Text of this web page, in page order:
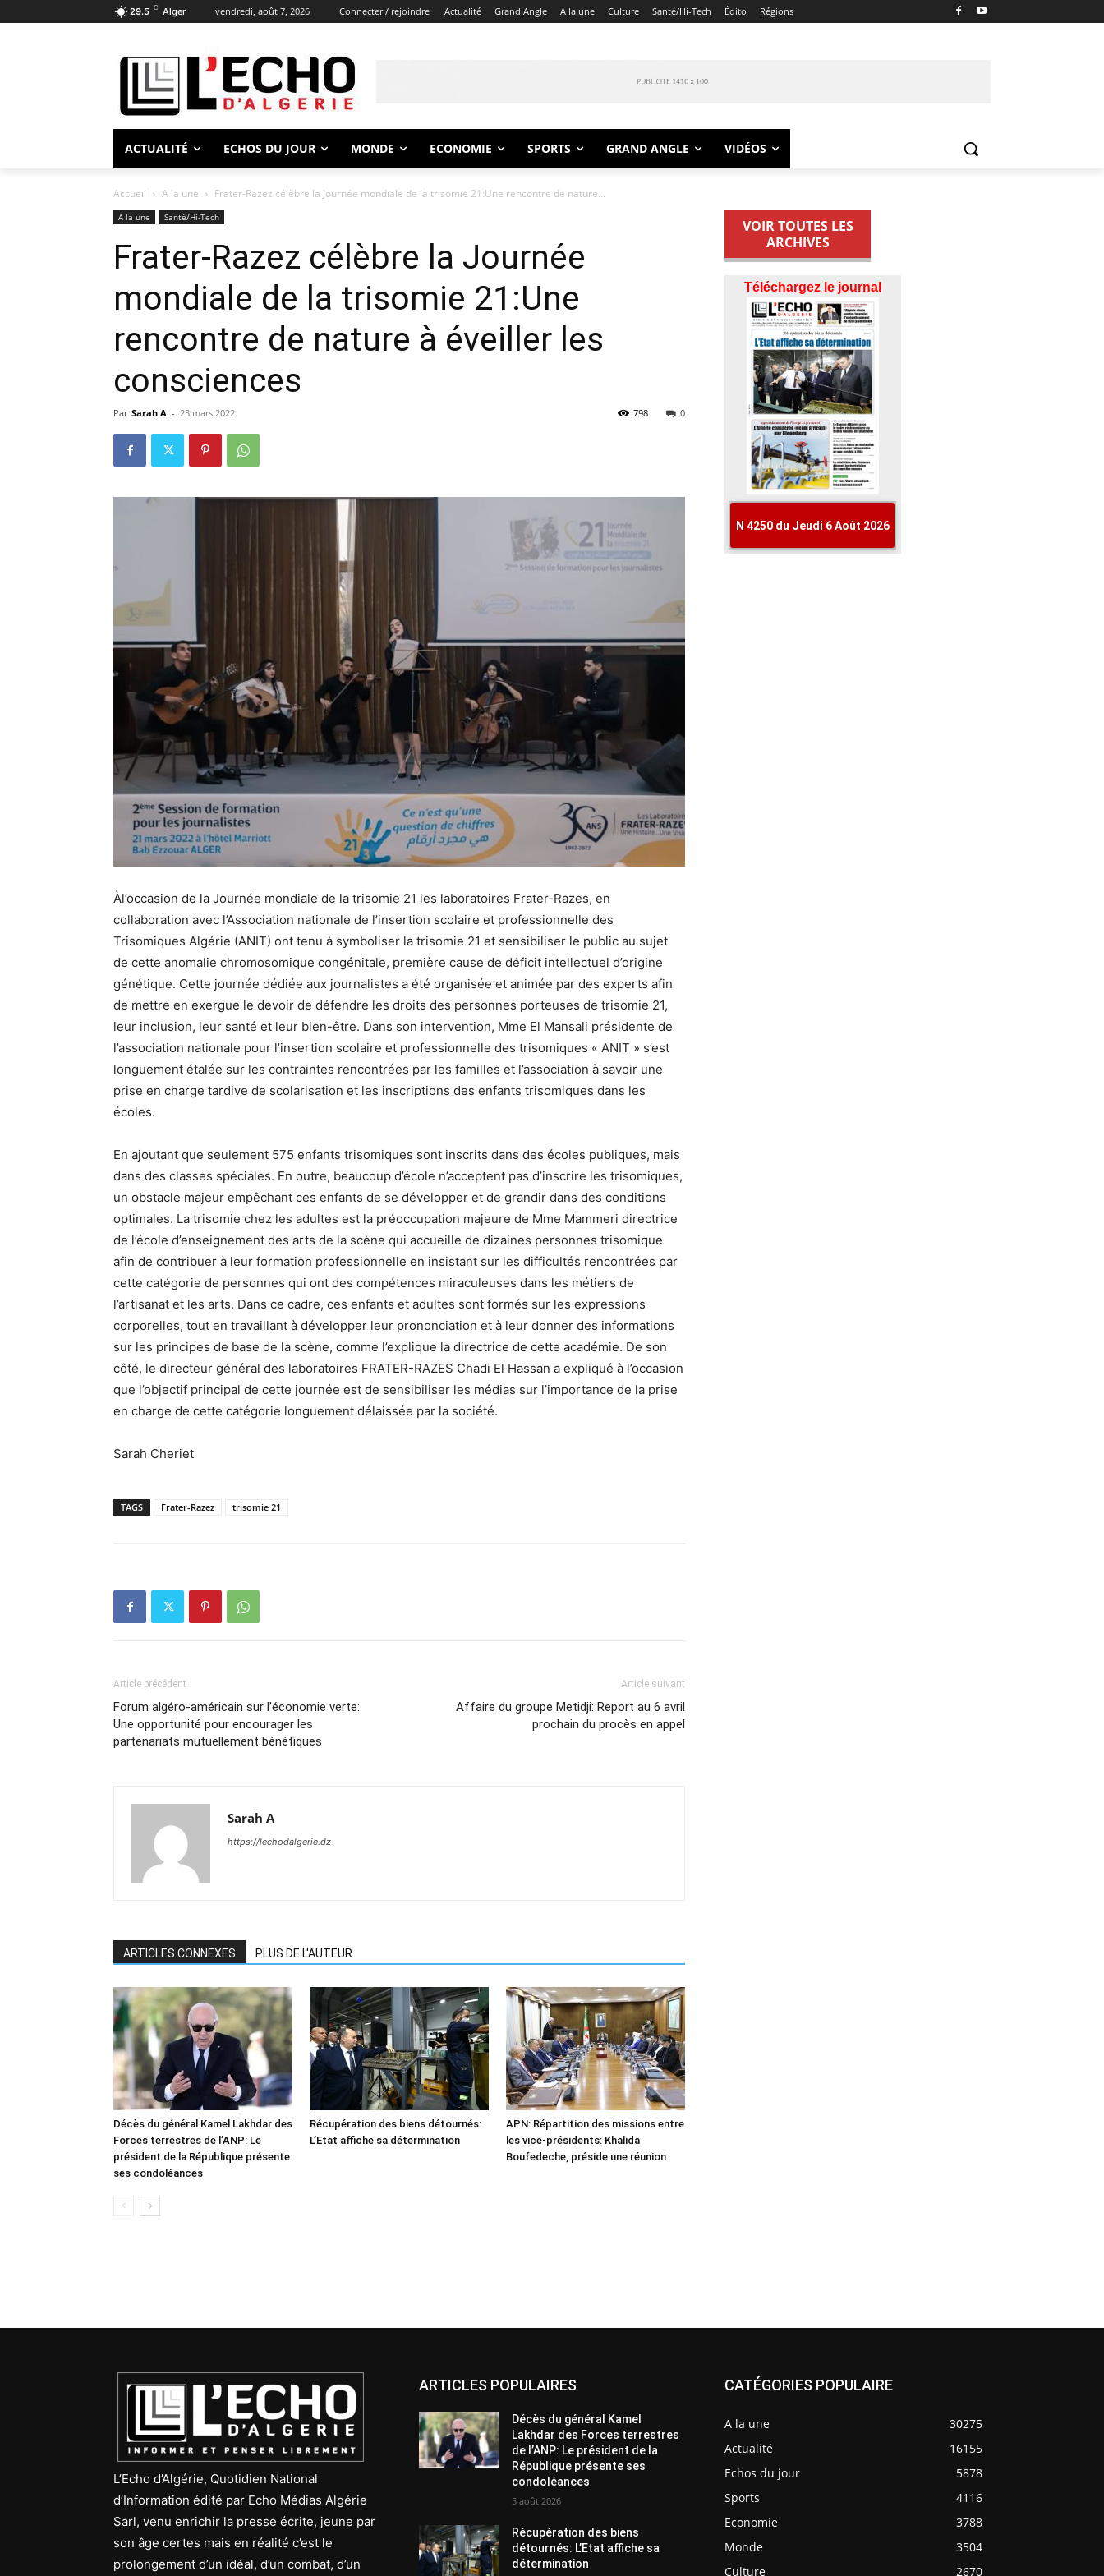
29.5 C Alger vendredi, août 7, 2026 Connecter / rejoindre Actualité Grand Angle A la une Culture Santé/Hi-Tech Édito Régions
ACTUALITÉ ECHOS DU JOUR MONDE ECONOMIE SPORTS GRAND ANGLE VIDÉOS
Accueil A la une Frater-Razez célèbre la Journée mondiale de la trisomie 21:Une rencontre de nature...
A la une Santé/Hi-Tech
Frater-Razez célèbre la Journée
mondiale de la trisomie 21:Une
rencontre de nature à éveiller les
consciences
Par Sarah A - 23 mars 2022 0
798
Àl’occasion de la Journée mondiale de la trisomie 21 les laboratoires Frater-Razes, en
collaboration avec l’Association nationale de l’insertion scolaire et professionnelle des
Trisomiques Algérie (ANIT) ont tenu à symboliser la trisomie 21 et sensibiliser le public au sujet
de cette anomalie chromosomique congénitale, première cause de déficit intellectuel d’origine
génétique. Cette journée dédiée aux journalistes a été organisée et animée par des experts afin
de mettre en exergue le devoir de défendre les droits des personnes porteuses de trisomie 21,
leur inclusion, leur santé et leur bien-être. Dans son intervention, Mme El Mansali présidente de
l’association nationale pour l’insertion scolaire et professionnelle des trisomiques « ANIT » s’est
longuement étalée sur les contraintes rencontrées par les familles et l’association à savoir une
prise en charge tardive de scolarisation et les inscriptions des enfants trisomiques dans les
écoles.
En ajoutant que seulement 575 enfants trisomiques sont inscrits dans des écoles publiques, mais
dans des classes spéciales. En outre, beaucoup d’école n’acceptent pas d’inscrire les trisomiques,
un obstacle majeur empêchant ces enfants de se développer et de grandir dans des conditions
optimales. La trisomie chez les adultes est la préoccupation majeure de Mme Mammeri directrice
de l’école d’enseignement des arts de la scène qui accueille de dizaines personnes trisomique
afin de contribuer à leur formation professionnelle en insistant sur les difficultés rencontrées par
cette catégorie de personnes qui ont des compétences miraculeuses dans les métiers de
l’artisanat et les arts. Dans ce cadre, ces enfants et adultes sont formés sur les expressions
corporelles, tout en travaillant à développer leur prononciation et à leur donner des informations
sur les principes de base de la scène, comme l’explique la directrice de cette académie. De son
côté, le directeur général des laboratoires FRATER-RAZES Chadi El Hassan a expliqué à l’occasion
que l’objectif principal de cette journée est de sensibiliser les médias sur l’importance de la prise
en charge de cette catégorie longuement délaissée par la société.
Sarah Cheriet
TAGS Frater-Razez trisomie 21
Article précédent
Forum algéro-américain sur l’économie verte:
Une opportunité pour encourager les
partenariats mutuellement bénéfiques
Article suivant
Affaire du groupe Metidji: Report au 6 avril
prochain du procès en appel
Sarah A
https://lechodalgerie.dz
ARTICLES CONNEXES PLUS DE L'AUTEUR
Décès du général Kamel Lakhdar des
Forces terrestres de l’ANP: Le
président de la République présente
ses condoléances
Récupération des biens détournés:
L’Etat affiche sa détermination
APN: Répartition des missions entre
les vice-présidents: Khalida
Boufedeche, préside une réunion
VOIR TOUTES LES
ARCHIVES
L’Echo d’Algérie, Quotidien National
d’Information édité par Echo Médias Algérie
Sarl, venu enrichir la presse écrite, jeune par
son âge certes mais en réalité c’est le
prolongement d’un idéal, d’un combat, d’un
ARTICLES POPULAIRES
Décès du général Kamel
Lakhdar des Forces terrestres
de l’ANP: Le président de la
République présente ses
condoléances
5 août 2026
Récupération des biens
détournés: L’Etat affiche sa
détermination
CATÉGORIES POPULAIRE
A la une
30275
Actualité
16155
Echos du jour
5878
Sports
4116
Economie
3788
Monde
3504
Culture
2670